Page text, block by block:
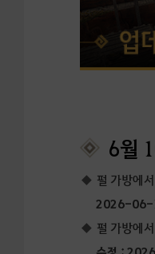
6월
펄 가방에
2026-06-
펄 가방에